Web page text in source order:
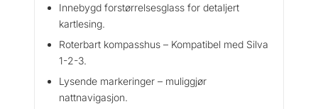
Innebygd forstørrelsesglass for detaljert
kartlesing.
Roterbart kompasshus – Kompatibel med Silva
1-2-3.
Lysende markeringer – muliggjør
nattnavigasjon.